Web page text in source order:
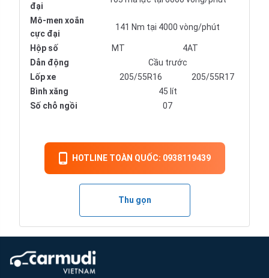
đại
Mô-men xoắn
cực đại
141 Nm tại 4000 vòng/phút
Hộp số MT
4AT
Dẫn động
Cầu trước
Lốp xe
205/55R16
205/55R17
Bình xăng
45 lít
Số chỗ ngồi
07
HOTLINE TOÀN QUỐC: 0938119439
Thu gọn